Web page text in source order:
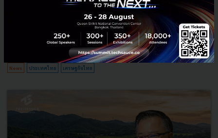
มหาดไทย กล่าวปาฐกถาพิเศษในหัวข้อ “ฝ่าวิกฤติ รับมือระเบียบโลก
ใหม่” ในงาน The INTANIA Forum...
สิงหาคม 6, 2026| ByTechsauce Team
News ประเทศไทย เศรษฐกิจไทย